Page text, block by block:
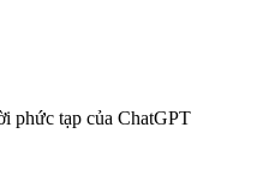
phức tạp của ChatGPT